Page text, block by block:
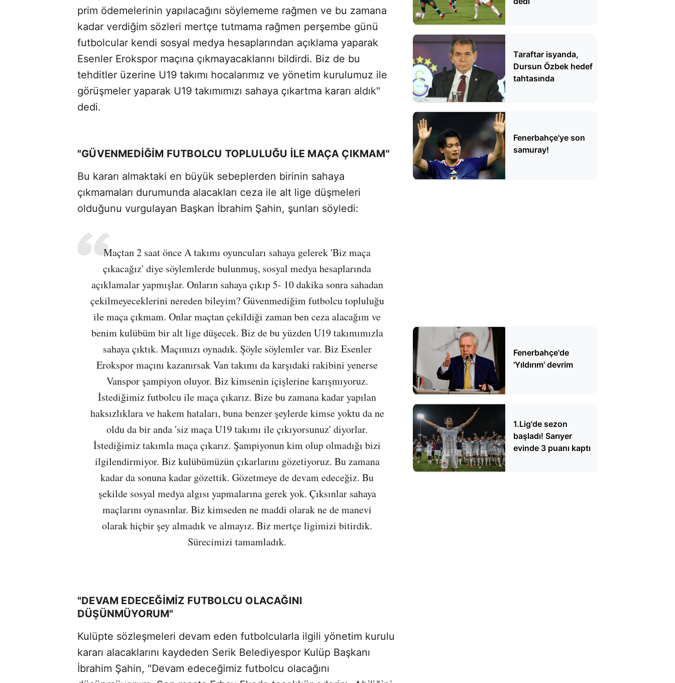
prim ödemelerinin yapılacağını söylememe rağmen ve bu zamana
kadar verdiğim sözleri mertçe tutmama rağmen perşembe günü
futbolcular kendi sosyal medya hesaplarından açıklama yaparak
Esenler Erokspor maçına çıkmayacaklarını bildirdi. Biz de bu
tehditler üzerine U19 takımı hocalarımız ve yönetim kurulumuz ile
görüşmeler yaparak U19 takımımızı sahaya çıkartma kararı aldık"
dedi.
"GÜVENMEDİĞİM FUTBOLCU TOPLULUĞU İLE MAÇA ÇIKMAM"
Bu kararı almaktaki en büyük sebeplerden birinin sahaya
çıkmamaları durumunda alacakları ceza ile alt lige düşmeleri
olduğunu vurgulayan Başkan İbrahim Şahin, şunları söyledi:
Maçtan 2 saat önce A takımı oyuncuları sahaya gelerek 'Biz maça
çıkacağız' diye söylemlerde bulunmuş, sosyal medya hesaplarında
açıklamalar yapmışlar. Onların sahaya çıkıp 5- 10 dakika sonra sahadan
çekilmeyeceklerini nereden bileyim? Güvenmediğim futbolcu topluluğu
ile maça çıkmam. Onlar maçtan çekildiği zaman ben ceza alacağım ve
benim kulübüm bir alt lige düşecek. Biz de bu yüzden U19 takımımızla
sahaya çıktık. Maçımızı oynadık. Şöyle söylemler var. Biz Esenler
Erokspor maçını kazanırsak Van takımı da karşıdaki rakibini yenerse
Vanspor şampiyon oluyor. Biz kimsenin içişlerine karışmıyoruz.
İstediğimiz futbolcu ile maça çıkarız. Bize bu zamana kadar yapılan
haksızlıklara ve hakem hataları, buna benzer şeylerde kimse yoktu da ne
oldu da bir anda 'siz maça U19 takımı ile çıkıyorsunuz' diyorlar.
İstediğimiz takımla maça çıkarız. Şampiyonun kim olup olmadığı bizi
ilgilendirmiyor. Biz kulübümüzün çıkarlarını gözetiyoruz. Bu zamana
kadar da sonuna kadar gözettik. Gözetmeye de devam edeceğiz. Bu
şekilde sosyal medya algısı yapmalarına gerek yok. Çıksınlar sahaya
maçlarını oynasınlar. Biz kimseden ne maddi olarak ne de manevi
olarak hiçbir şey almadık ve almayız. Biz mertçe ligimizi bitirdik.
Sürecimizi tamamladık.
"DEVAM EDECEĞİMİZ FUTBOLCU OLACAĞINI
DÜŞÜNMÜYORUM"
Kulüpte sözleşmeleri devam eden futbolcularla ilgili yönetim kurulu
kararı alacaklarını kaydeden Serik Belediyespor Kulüp Başkanı
İbrahim Şahin, "Devam edeceğimiz futbolcu olacağını
Taraftar isyanda,
Dursun Özbek hedef
tahtasında
Fenerbahçe'ye son
samuray!
Fenerbahçe'de
'Yıldırım' devrim
1.Lig'de sezon
başladı! Sarıyer
evinde 3 puanı kaptı